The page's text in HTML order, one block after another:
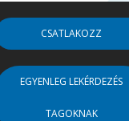
CSATLAKOZZ
EGYENLEG LEKÉRDEZÉS
TAGOKNAK